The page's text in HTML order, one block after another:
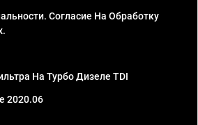
Согласие На Обработку
На Турбо Дизеле TDI
2020.06